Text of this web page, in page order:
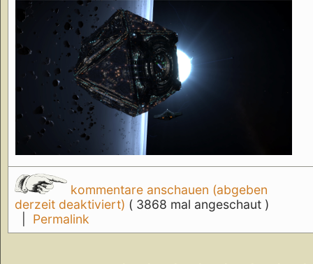
kommentare anschauen (abgeben
derzeit deaktiviert) ( 3868 mal angeschaut )
Permalink